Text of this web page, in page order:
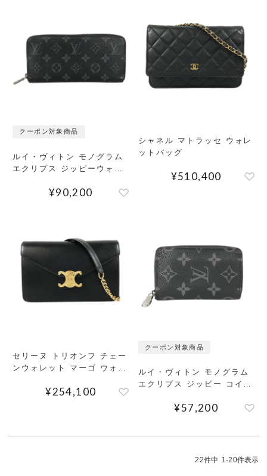
クーポン対象商品
ルイ・ヴィトン モノグラム
エクリプス ジッピーウォレ
ラウンドファスナー
¥90,200
シャネル マトラッセ ウォレ
ットバッグ
¥510,400
セリーヌ トリオンフ チェー
ンウォレット マーゴ ウォレ
¥254,100
クーポン対象商品
ルイ・ヴィトン モノグラム
エクリプス ジッピー コイン
¥57,200
22件中 1-20件表示